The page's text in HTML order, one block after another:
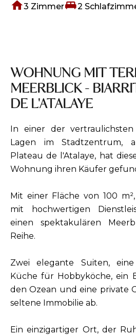
3 Zimmer 2
WOHNUNG MIT
MEERBLICK -
DE L'ATALAYE
In einer der
Lagen im Stadtzentrum,
Plateau de l'Atalaye, hat
Wohnung ihren Käufer
Mit einer Fläche von 100
mit hochwertigen
einen spektakulären
Reihe.
Zwei elegante Suiten, eine
Küche für Hobbyköche, ein
den Ozean und eine private
seltene Immobilie ab.
Ein einzigartiger Ort, der